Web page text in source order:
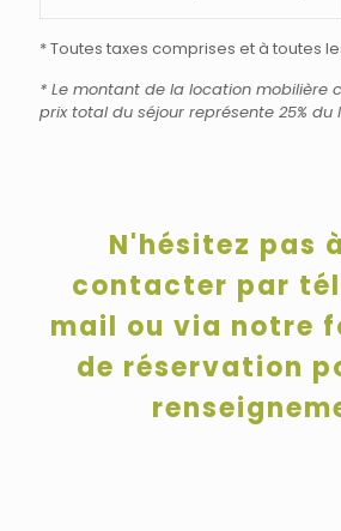
* Toutes taxes comprises et à toutes
* Le montant de la location mobilière
prix total du séjour représente 25% du
N'hésitez pas
contacter par
mail ou via notre
de réservation